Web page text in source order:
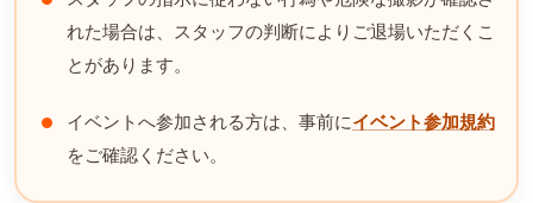
れた場合は、スタッフの判断によりご退場いただくこ
とがあります。
イベントへ参加される方は、事前にイベント参加規約
をご確認ください。